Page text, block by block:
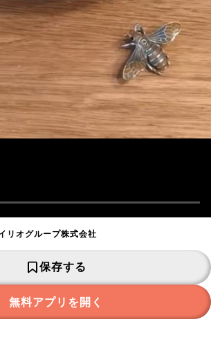
リオグループ株式会社
保存する
無料アプリを開く